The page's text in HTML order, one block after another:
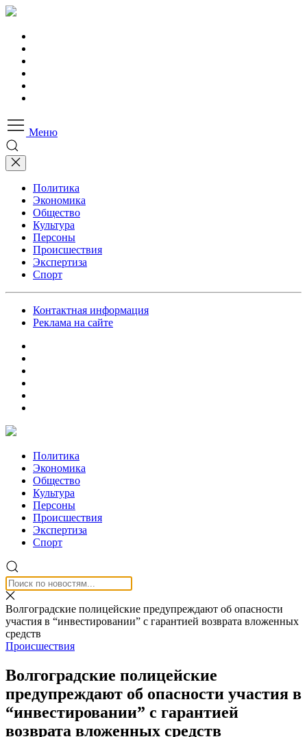
Меню
Политика
Экономика
Общество
Культура
Персоны
Происшествия
Экспертиза
Спорт
Контактная информация
Реклама на сайте
Политика
Экономика
Общество
Культура
Персоны
Происшествия
Экспертиза
Спорт
Волгоградские полицейские предупреждают об опасности
участия в “инвестировании” с гарантией возврата вложенных
средств
Происшествия
Волгоградские полицейские
предупреждают об опасности участия в
“инвестировании” с гарантией
возврата вложенных средств